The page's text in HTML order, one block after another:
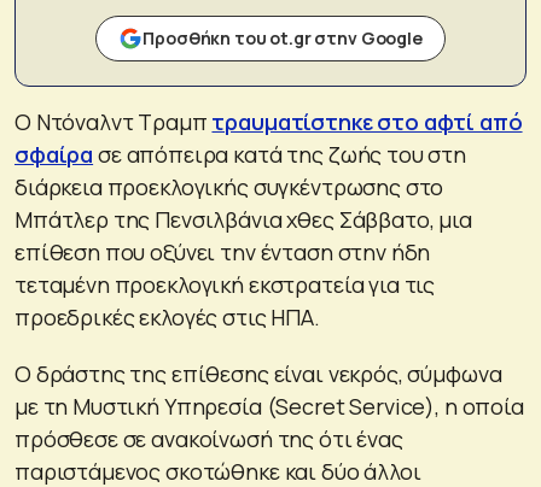
Προσθήκη του ot.gr στην Google
Ο Ντόναλντ Τραμπ τραυματίστηκε στο αφτί από
σφαίρα σε απόπειρα κατά της ζωής του στη
διάρκεια προεκλογικής συγκέντρωσης στο
Μπάτλερ της Πενσιλβάνια χθες Σάββατο, μια
επίθεση που οξύνει την ένταση στην ήδη
τεταμένη προεκλογική εκστρατεία για τις
προεδρικές εκλογές στις ΗΠΑ.
Ο δράστης της επίθεσης είναι νεκρός, σύμφωνα
με τη Μυστική Υπηρεσία (Secret Service), η οποία
πρόσθεσε σε ανακοίνωσή της ότι ένας
παριστάμενος σκοτώθηκε και δύο άλλοι